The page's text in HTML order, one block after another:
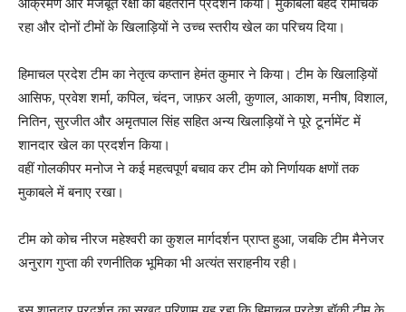
रहा और दोनों टीमों के खिलाड़ियों ने उच्च स्तरीय खेल का परिचय दिया।
हिमाचल प्रदेश टीम का नेतृत्व कप्तान हेमंत कुमार ने किया। टीम के खिलाड़ियों
आसिफ, प्रवेश शर्मा, कपिल, चंदन, जाफ़र अली, कुणाल, आकाश, मनीष, विशाल,
नितिन, सुरजीत और अमृतपाल सिंह सहित अन्य खिलाड़ियों ने पूरे टूर्नामेंट में
शानदार खेल का प्रदर्शन किया।
वहीं गोलकीपर मनोज ने कई महत्वपूर्ण बचाव कर टीम को निर्णायक क्षणों तक
मुकाबले में बनाए रखा।
टीम को कोच नीरज महेश्वरी का कुशल मार्गदर्शन प्राप्त हुआ, जबकि टीम मैनेजर
अनुराग गुप्ता की रणनीतिक भूमिका भी अत्यंत सराहनीय रही।